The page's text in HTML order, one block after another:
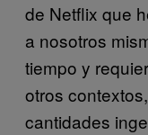
de Netflix que
a nosotros
tiempo y
otros
cantidades